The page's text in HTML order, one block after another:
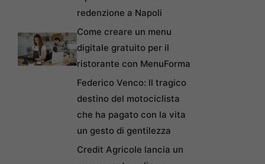
redenzione a Napoli
Come creare un menu
digitale gratuito per il
ristorante con MenuForma
Federico Venco: Il tragico
destino del motociclista
che ha pagato con la vita
un gesto di gentilezza
Credit Agricole lancia un